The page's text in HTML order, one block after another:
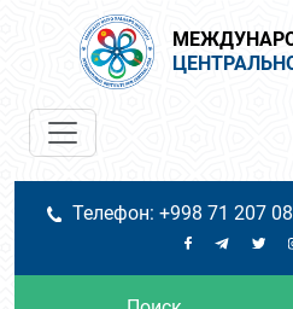
Телефон: +998 71 207